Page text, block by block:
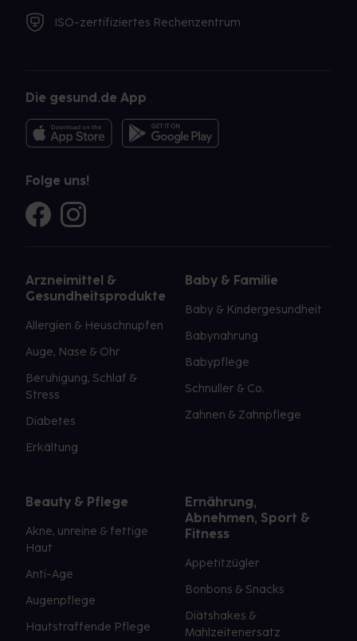
ISO-zertifiziertes Rechenzentrum
Die gesund.de App
Folge uns!
Arzneimittel &
Gesundheitsprodukte
Allergien & Heuschnupfen
Auge, Nase & Ohr
Beruhigung, Schlaf &
Stress
Diabetes
Erkältung
Baby & Familie
Baby & Kindergesundheit
Babynahrung
Babypflege
Schnuller & Co.
Zahnen & Zahnpflege
Beauty & Pflege
Akne, unreine & fettige
Haut
Anti-Age
Augenpflege
Hautstraffende Pflege
Ernährung,
Abnehmen, Sport &
Fitness
Appetitzügler
Bonbons & Snacks
Diätshakes &
Mahlzeitenersatz